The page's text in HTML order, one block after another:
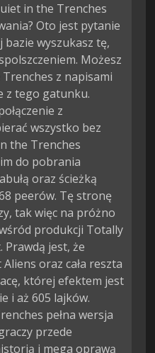
in the Trenches
Oto jest pytanie
wyszukasz tę,
Możesz
z napisami
z tego gatunku.
z
wszystko bez
the Trenches
do pobrania
oraz ścieżką
peerów. Tę stronę
tak więc na próżno
produkcji Totally
jest, że
oraz cała reszta
której efektem jest
i aż 605 lajków.
pełna wersja
przede
i mega oprawą